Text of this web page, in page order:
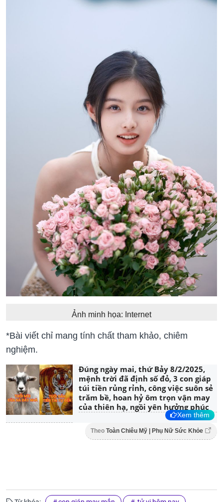
Ảnh minh họa: Internet
*Bài viết chỉ mang tính chất tham khảo, chiêm
nghiệm.
Đúng ngày mai, thứ Bảy 8/2/2025,
mệnh trời đã định số đỏ, 3 con giáp
túi tiền rủng rỉnh, công việc suôn sẻ
trăm bề, hoan hỷ ôm trọn vận may
của thiên hạ, ngồi yên hưởng phúc
Xem thêm
Theo Toàn Chiêu Mỹ | Phụ Nữ Sức Khỏe